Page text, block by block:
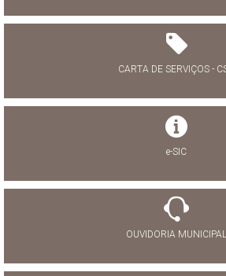
CARTA DE SERVIÇOS -
e-SIC
OUVIDORIA MUNICIPAL